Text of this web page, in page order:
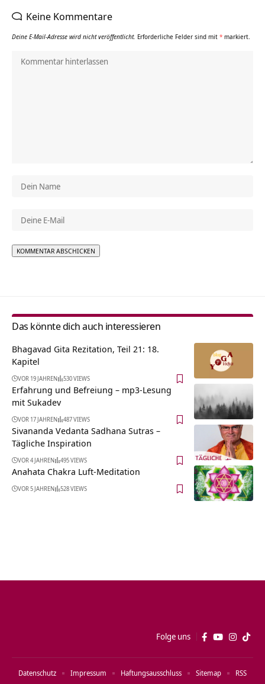
Keine Kommentare
Deine E-Mail-Adresse wird nicht veröffentlicht. Erforderliche Felder sind mit * markiert.
Das könnte dich auch interessieren
Bhagavad Gita Rezitation, Teil 21: 18.
Kapitel
VOR 19 JAHREN 530 VIEWS
Erfahrung und Befreiung – mp3-Lesung
mit Sukadev
VOR 17 JAHREN 487 VIEWS
Sivananda Vedanta Sadhana Sutras –
Tägliche Inspiration
VOR 4 JAHREN 495 VIEWS
Anahata Chakra Luft-Meditation
VOR 5 JAHREN 528 VIEWS
Folge uns
Datenschutz Impressum Haftungsausschluss Sitemap RSS